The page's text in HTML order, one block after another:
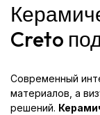
Creto
Современный
материалов, а
решений.